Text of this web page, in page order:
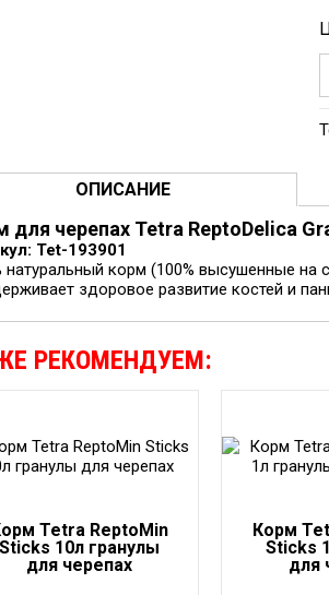
ОПИСАНИЕ
для черепах Tetra ReptoDelica
Tet-193901
натуральный корм (100% высушенные
здоровое развитие костей и
РЕКОМЕНДУЕМ:
Tetra ReptoMin
Sticks 10л гранулы
для черепах
Корм
Sticks
для